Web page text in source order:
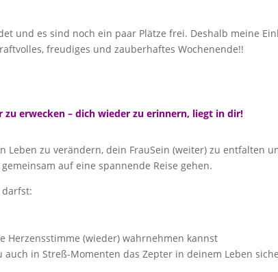
und es sind noch ein paar Plätze frei. Deshalb meine
freudiges und zauberhaftes Wochenende!!
zu erwecken – dich wieder zu erinnern, liegt in dir!
Leben zu verändern, dein FrauSein (weiter) zu entfalten
auf eine spannende Reise gehen.
(wieder) wahrnehmen kannst
in Streß-Momenten das Zepter in deinem Leben